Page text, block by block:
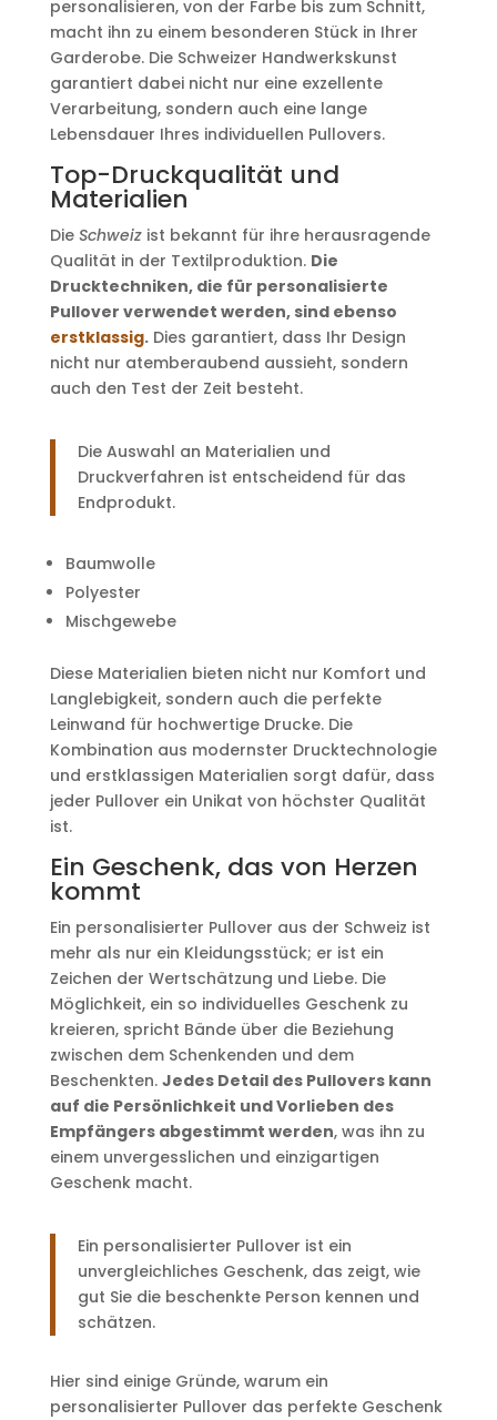
personalisieren, von der Farbe bis zum Schnitt,
macht ihn zu einem besonderen Stück in Ihrer
Garderobe. Die Schweizer Handwerkskunst
garantiert dabei nicht nur eine exzellente
Verarbeitung, sondern auch eine lange
Lebensdauer Ihres individuellen Pullovers.
Top-Druckqualität und
Materialien
Die Schweizist bekannt für ihre herausragende
Qualität in der Textilproduktion. Die
Drucktechniken, die für personalisierte
Pullover verwendet werden, sind ebenso
erstklassig.Dies garantiert, dass Ihr Design
nicht nur atemberaubend aussieht, sondern
auch den Test der Zeit besteht.
Die Auswahl an Materialien und
Druckverfahren ist entscheidend für das
Endprodukt.
Baumwolle
Polyester
Mischgewebe
Diese Materialien bieten nicht nur Komfort und
Langlebigkeit, sondern auch die perfekte
Leinwand für hochwertige Drucke. Die
Kombination aus modernster Drucktechnologie
und erstklassigen Materialien sorgt dafür, dass
jeder Pullover ein Unikat von höchster Qualität
ist.
Ein Geschenk, das von Herzen
kommt
Ein personalisierter Pullover aus der Schweiz ist
mehr als nur ein Kleidungsstück; er ist ein
Zeichen der Wertschätzung und Liebe. Die
Möglichkeit, ein so individuelles Geschenk zu
kreieren, spricht Bände über die Beziehung
zwischen dem Schenkenden und dem
Beschenkten. Jedes Detail des Pullovers kann
auf die Persönlichkeit und Vorlieben des
Empfängers abgestimmt werden, was ihn zu
einem unvergesslichen und einzigartigen
Geschenk macht.
Ein personalisierter Pullover ist ein
unvergleichliches Geschenk, das zeigt, wie
gut Sie die beschenkte Person kennen und
schätzen.
Hier sind einige Gründe, warum ein
personalisierter Pullover das perfekte Geschenk